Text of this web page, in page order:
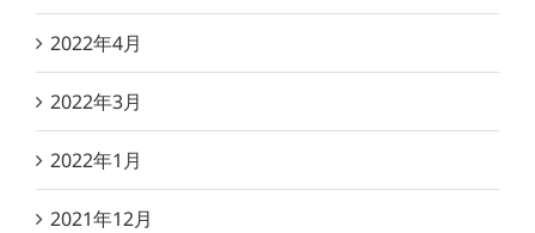
2022年4月
2022年3月
2022年1月
2021年12月